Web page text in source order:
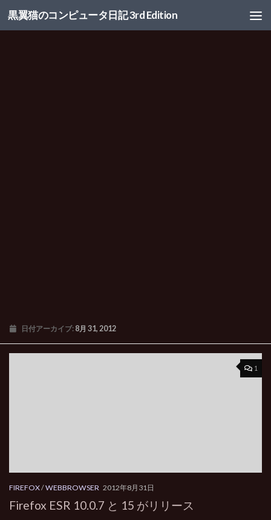
コンテンツへスキップ
黒翼猫のコンピュータ日記 3rd Edition
日付アーカイブ: 8月 31, 2012
1
FIREFOX/WEBBROWSER 2012年8月31日
Firefox ESR 10.0.7 と 15 がリリース